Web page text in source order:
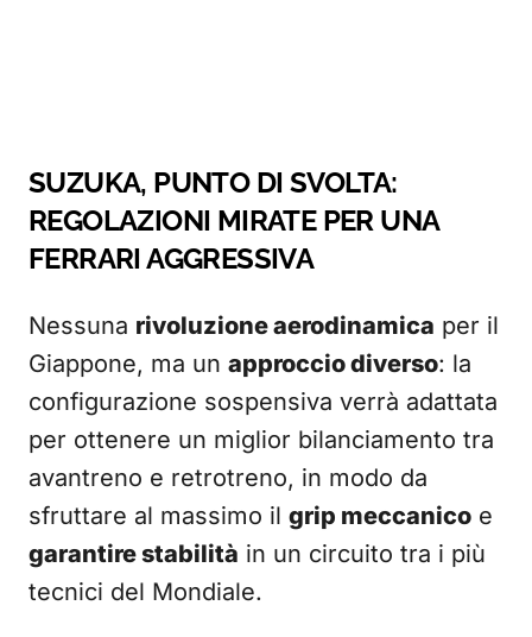
SUZUKA, PUNTO DI SVOLTA:
REGOLAZIONI MIRATE PER UNA
FERRARI AGGRESSIVA
Nessuna rivoluzione aerodinamica per il
Giappone, ma un approccio diverso: la
configurazione sospensiva verrà adattata
per ottenere un miglior bilanciamento tra
avantreno e retrotreno, in modo da
sfruttare al massimo il grip meccanico e
garantire stabilità in un circuito tra i più
tecnici del Mondiale.